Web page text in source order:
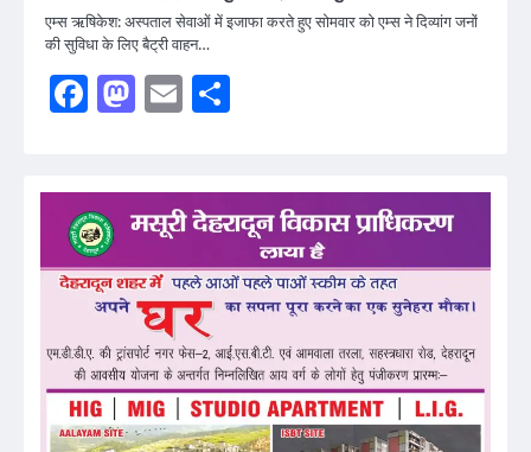
एम्स ऋषिकेश: अस्पताल सेवाओं में इजाफा करते हुए सोमवार को एम्स ने दिव्यांग जनों
की सुविधा के लिए बैट्री वाहन…
Facebook
Mastodon
Email